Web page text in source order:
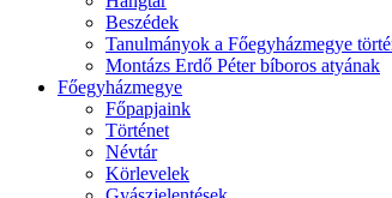
Beszédek
Tanulmányok a Főegyházmegye
Montázs Erdő Péter bíboros atyának
Főegyházmegye
Főpapjaink
Történet
Névtár
Körlevelek